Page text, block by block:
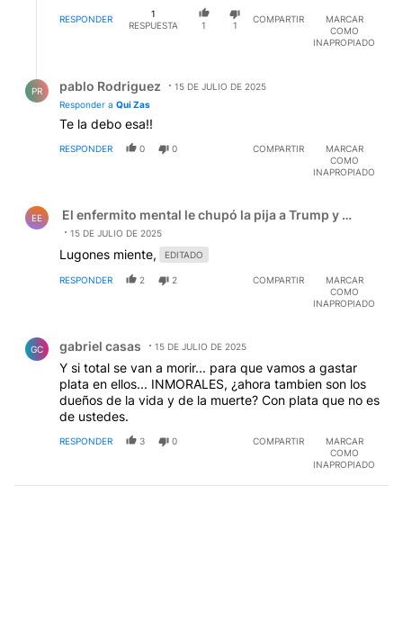
RESPONDER
1
RESPUESTA
1 1
COMPARTIR
MARCAR
COMO
INAPROPIADO
PR pablo Rodriguez
15 DE JULIO DE 2025
Responder a Qui Zas
Te la debo esa!!
RESPONDER 0 0 COMPARTIR
MARCAR
COMO
INAPROPIADO
EE El enfermito mental le chupó la pija a Trump y el
15 DE JULIO DE 2025
Lugones miente, EDITADO
RESPONDER 2 2 COMPARTIR
MARCAR
COMO
INAPROPIADO
GC gabriel casas 15 DE JULIO DE 2025
Y si total se van a morir... para que vamos a gastar
plata en ellos... INMORALES, ¿ahora tambien son los
dueños de la vida y de la muerte? Con plata que no es
de ustedes.
RESPONDER 3 0 COMPARTIR
MARCAR
COMO
INAPROPIADO